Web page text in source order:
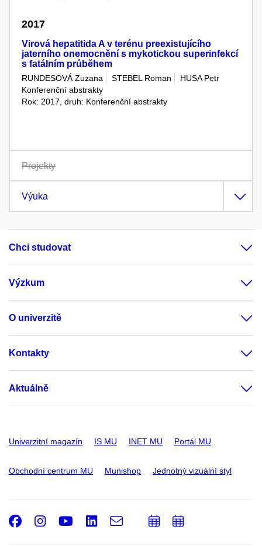
2017
Virová hepatitida A v terénu preexistujícího
jaterního onemocnění s mykotickou superinfekcí
s fatálním průběhem
RUNDESOVÁ Zuzana STEBEL Roman
HUSA Petr
Konferenční abstrakty
Rok: 2017, druh: Konferenční abstrakty
Projekty
Výuka
Chci studovat
Výzkum
O univerzitě
Kontakty
Aktuálně
Univerzitní magazín IS MU INET MU Portál MU
Obchodní centrum MU Munishop Jednotný vizuální styl
Facebook
Instagram
Youtube
LinkedIn
e-
PřidatPřidat